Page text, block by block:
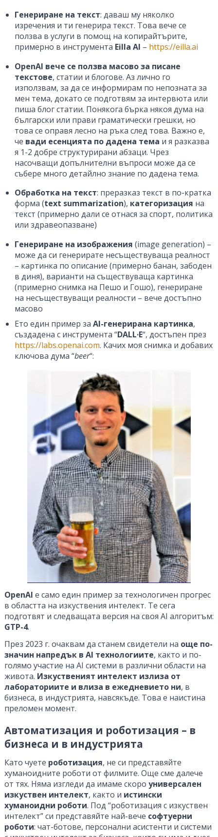
Генериране на текст: даваш му няколко
изречения и ти генерира текст. Това вече се
ползва в услуги в помощ на копирайтърите,
примерно в инструмента Eilla AI – https://eilla.ai
OpenAI вече се ползва масово за писане
текстове, статии и блогове. Аз лично го
използвам, за да се информирам по непозната за
мен тема, докато се подготвям за интервюта или
пиша блог статии. Понякога бърка някоя дума на
български или прави граматически грешки, но
това се оправя лесно на ръка след това. Важно е,
че вади есенцията по дадена тема и я разказва
я 1-2 добре структурирани абзаци. Чрез
насочващи допълнителни въпроси може да се
събере много детайлно знание по дадена тема.
Обработка на текст: преразказ текст в по-кратка
форма (text summarization), категоризация на
текст (примерно дали се отнася за спорт, политика
или здравеопазване)
Генериране на изображения (image generation) –
може да си генерирате несъществуваща реалност
– картинка по описание (примерно банан, забоден
в диня), варианти на съществуваща картинка
(примерно снимка на Пешо и Гошо), генериране
на несъществуващи реалности – вече достъпно
масово
Ето един пример заAI-генерирана картинка,
създадена с инструмента “DALL·E“, достъпен през
https://labs.openai.com. Качих моя снимка и добавих
ключова дума “beer“:
OpenAI е само един пример за технологичен прогрес
в областта на изкуствения интелект. Те сега
подготвят и следващата версия на своя AI алгоритъм:
GTP-4.
През 2023 г. очаквам да станем свидетели на още по-
значин напредък в AI технологиите, както и по-
голямо участие на AI системи в различни области на
живота. Изкуственият интелект излиза от
лабораториите и влиза в ежедневието ни, в
бизнеса, в индустрията, навсякъде. Това е наистина
преломен момент.
Автоматизация и роботизация – в
бизнеса и в индустрията
Като чуете роботизация, не си представяйте
хуманоидните роботи от филмите. Още сме далече
от тях. Няма изгледи да имаме скоро универсален
изкуствен интелект, както и истински
хуманоидни роботи. Под “роботизация с изкуствен
интелект” си представяйте най-вече софтуерни
роботи: чат-ботове, персонални асистенти и системи